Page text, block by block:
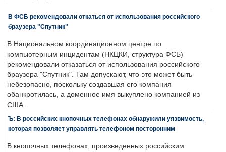
В ФСБ рекомендовали откаться от использования российского
браузера "Спутник"
В Национальном координационном центре по
компьютерным инцидентам (НКЦКИ, структура ФСБ)
рекомендовали отказаться от использования российского
браузера "Спутник". Там допускают, что это может быть
небезопасно, поскольку создавшая его компания
обанкротилась, а доменное имя выкуплено компанией из
США.
Ъ: В российских кнопочных телефонах обнаружили уязвимость,
которая позволяет управлять телефоном посторонним
В кнопочных телефонах, произведенных российским